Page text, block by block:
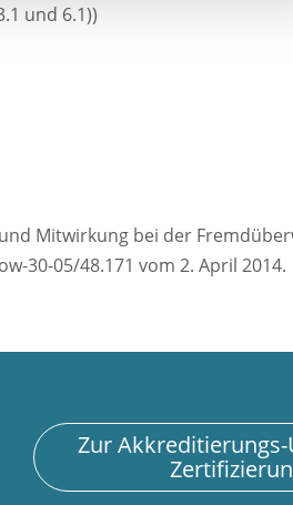
und 6.1))
Mitwirkung bei der
30-05/48.171 vom 2. April 2014.
Zur Akkreditierungs-Urkunde und